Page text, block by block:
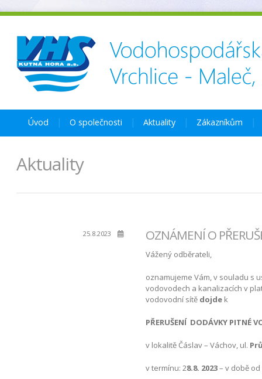
Úvod O společnosti Aktuality Zákazníkům
Aktuality
25.8.2023 OZNÁMENÍ O
Vážený odběrateli,
oznamujeme Vám, v souladu s
vodovodech a kanalizacích v
vodovodní sítě dojde k
PŘERUŠENÍ DODÁVKY PITNÉ
v lokalitě Čáslav – Váchov, ul.
v termínu: 28.8. 2023– v době